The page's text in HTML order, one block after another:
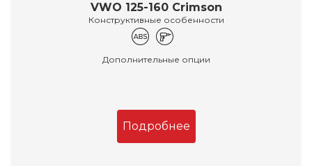
VWO 125-160 Crimson
Конструктивные особенности
Дополнительные опции
Подробнее